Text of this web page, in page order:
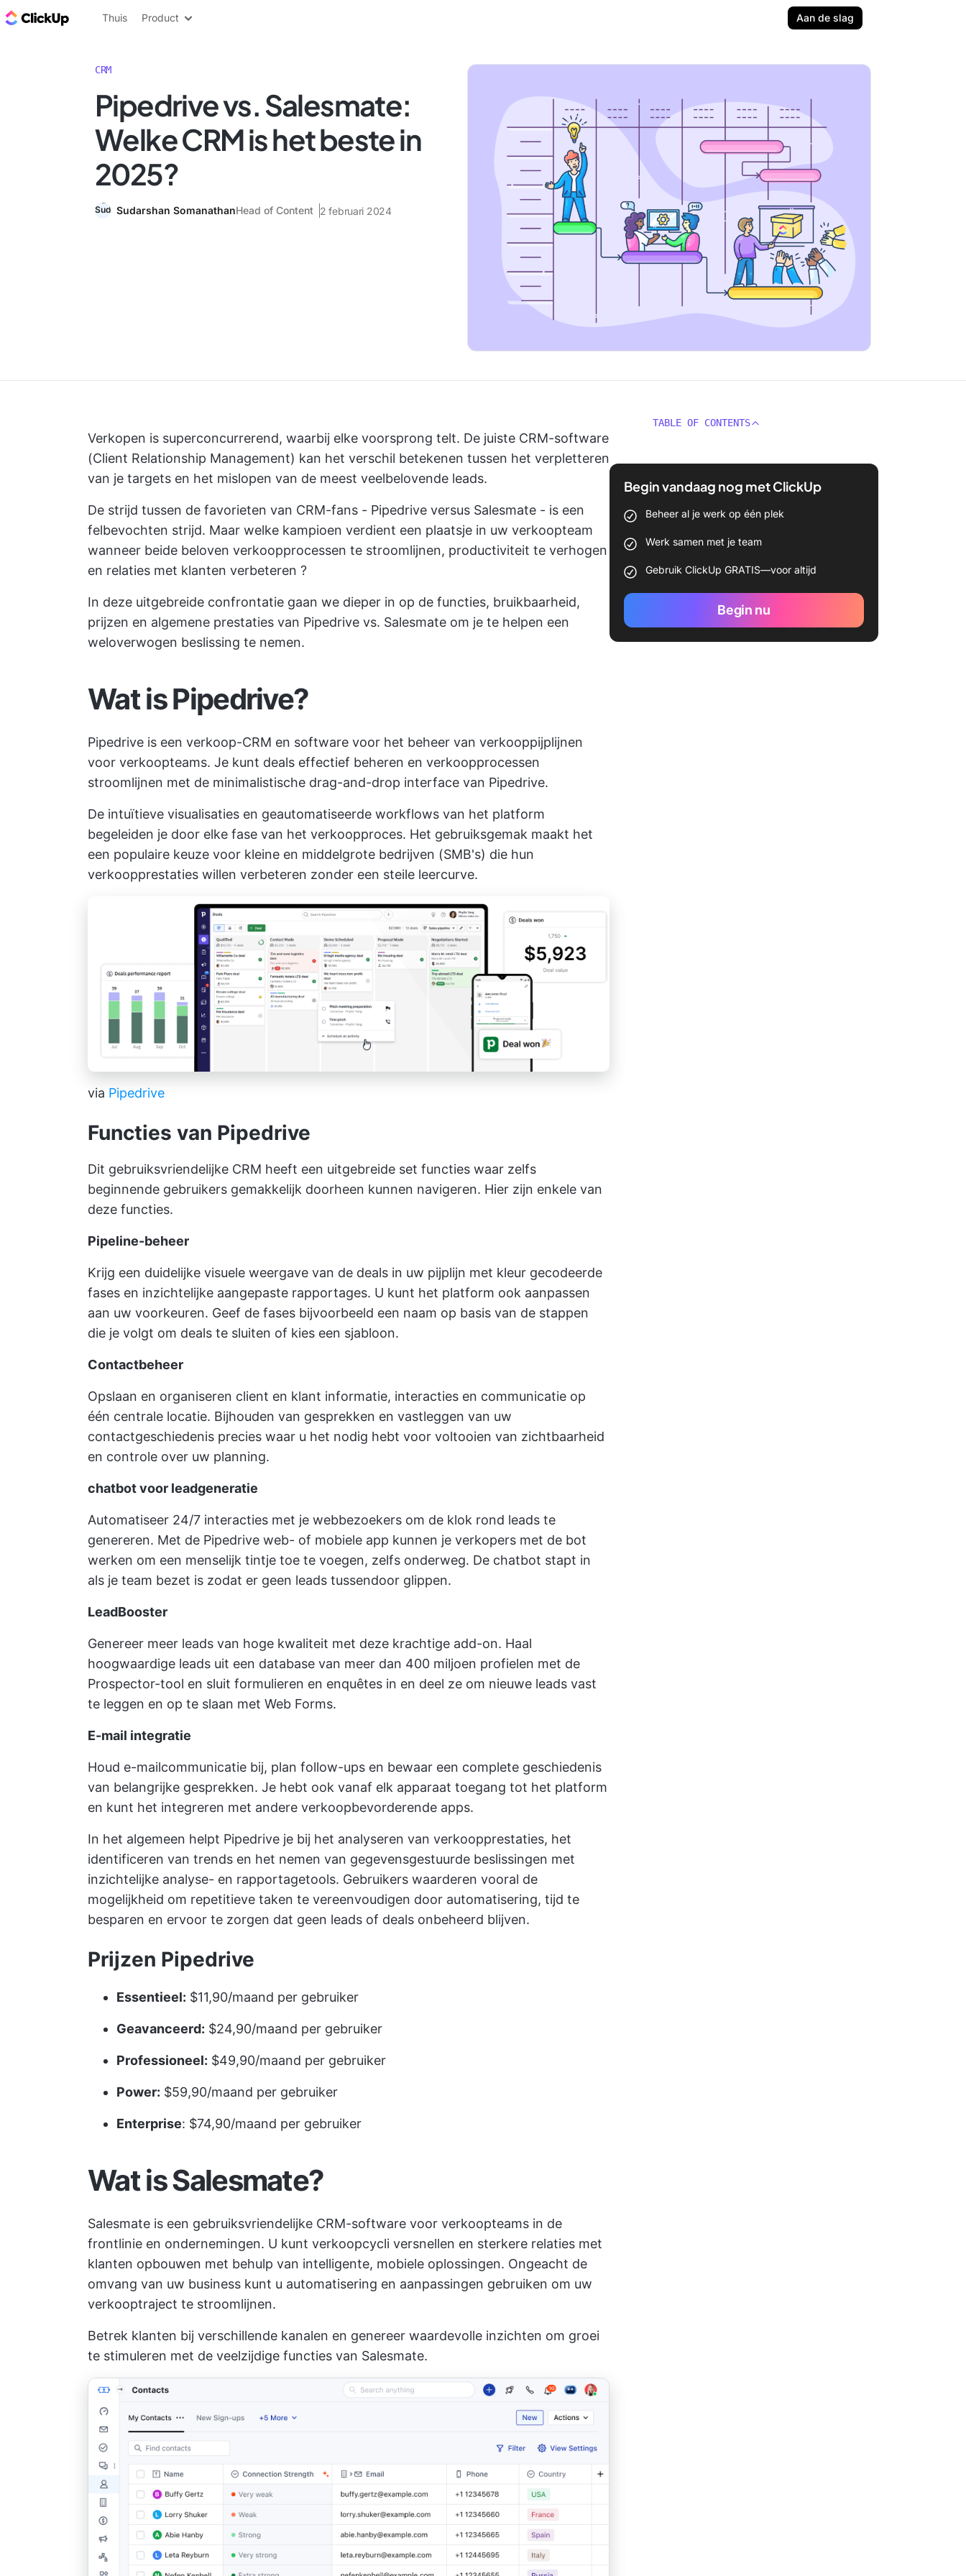
ClickUp Blog
Thuis Product Aan de slag
CRM
Pipedrive vs. Salesmate:
Welke CRM is het beste in
2025?
Sudarshan SomanathanHead of Content 2 februari 2024
Verkopen is superconcurrerend, waarbij elke voorsprong telt. De juiste CRM-software
(Client Relationship Management) kan het verschil betekenen tussen het verpletteren
van je targets en het mislopen van de meest veelbelovende leads.
De strijd tussen de favorieten van CRM-fans - Pipedrive versus Salesmate - is een
felbevochten strijd. Maar welke kampioen verdient een plaatsje in uw verkoopteam
wanneer beide beloven verkoopprocessen te stroomlijnen, productiviteit te verhogen
en relaties met klanten verbeteren ?
In deze uitgebreide confrontatie gaan we dieper in op de functies, bruikbaarheid,
prijzen en algemene prestaties van Pipedrive vs. Salesmate om je te helpen een
weloverwogen beslissing te nemen.
Wat is Pipedrive?
Pipedrive is een verkoop-CRM en software voor het beheer van verkooppijplijnen
voor verkoopteams. Je kunt deals effectief beheren en verkoopprocessen
stroomlijnen met de minimalistische drag-and-drop interface van Pipedrive.
De intuïtieve visualisaties en geautomatiseerde workflows van het platform
begeleiden je door elke fase van het verkoopproces. Het gebruiksgemak maakt het
een populaire keuze voor kleine en middelgrote bedrijven (SMB's) die hun
verkoopprestaties willen verbeteren zonder een steile leercurve.
via Pipedrive
Functies van Pipedrive
Dit gebruiksvriendelijke CRM heeft een uitgebreide set functies waar zelfs
beginnende gebruikers gemakkelijk doorheen kunnen navigeren. Hier zijn enkele van
deze functies.
Pipeline-beheer
Krijg een duidelijke visuele weergave van de deals in uw pijplijn met kleur gecodeerde
fases en inzichtelijke aangepaste rapportages. U kunt het platform ook aanpassen
aan uw voorkeuren. Geef de fases bijvoorbeeld een naam op basis van de stappen
die je volgt om deals te sluiten of kies een sjabloon.
Contactbeheer
Opslaan en organiseren client en klant informatie, interacties en communicatie op
één centrale locatie. Bijhouden van gesprekken en vastleggen van uw
contactgeschiedenis precies waar u het nodig hebt voor voltooien van zichtbaarheid
en controle over uw planning.
chatbot voor leadgeneratie
Automatiseer 24/7 interacties met je webbezoekers om de klok rond leads te
genereren. Met de Pipedrive web- of mobiele app kunnen je verkopers met de bot
werken om een menselijk tintje toe te voegen, zelfs onderweg. De chatbot stapt in
als je team bezet is zodat er geen leads tussendoor glippen.
LeadBooster
Genereer meer leads van hoge kwaliteit met deze krachtige add-on. Haal
hoogwaardige leads uit een database van meer dan 400 miljoen profielen met de
Prospector-tool en sluit formulieren en enquêtes in en deel ze om nieuwe leads vast
te leggen en op te slaan met Web Forms.
E-mail integratie
Houd e-mailcommunicatie bij, plan follow-ups en bewaar een complete geschiedenis
van belangrijke gesprekken. Je hebt ook vanaf elk apparaat toegang tot het platform
en kunt het integreren met andere verkoopbevorderende apps.
In het algemeen helpt Pipedrive je bij het analyseren van verkoopprestaties, het
identificeren van trends en het nemen van gegevensgestuurde beslissingen met
inzichtelijke analyse- en rapportagetools. Gebruikers waarderen vooral de
mogelijkheid om repetitieve taken te vereenvoudigen door automatisering, tijd te
besparen en ervoor te zorgen dat geen leads of deals onbeheerd blijven.
Prijzen Pipedrive
Essentieel: $11,90/maand per gebruiker
Geavanceerd: $24,90/maand per gebruiker
Professioneel: $49,90/maand per gebruiker
Power: $59,90/maand per gebruiker
Enterprise: $74,90/maand per gebruiker
Wat is Salesmate?
Salesmate is een gebruiksvriendelijke CRM-software voor verkoopteams in de
frontlinie en ondernemingen. U kunt verkoopcycli versnellen en sterkere relaties met
klanten opbouwen met behulp van intelligente, mobiele oplossingen. Ongeacht de
omvang van uw business kunt u automatisering en aanpassingen gebruiken om uw
verkooptraject te stroomlijnen.
Betrek klanten bij verschillende kanalen en genereer waardevolle inzichten om groei
te stimuleren met de veelzijdige functies van Salesmate.
TABLE OF CONTENTS
Begin vandaag nog met ClickUp
Beheer al je werk op één plek
Werk samen met je team
Gebruik ClickUp GRATIS—voor altijd
Begin nu